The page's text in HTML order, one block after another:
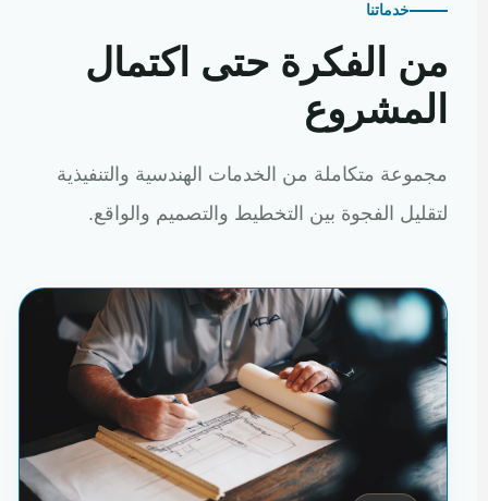
خدماتنا
من الفكرة حتى اكتمال
المشروع
مجموعة متكاملة من الخدمات الهندسية والتنفيذية
لتقليل الفجوة بين التخطيط والتصميم والواقع.